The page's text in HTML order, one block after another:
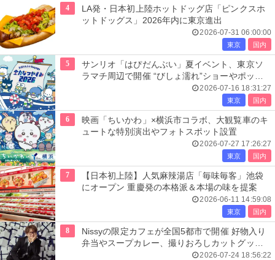
4
LA発・日本初上陸ホットドッグ店「ピンクスホ
ットドッグス」2026年内に東京進出
2026-07-31 06:00:00
東京 国内
5
サンリオ「はぴだんぶい」夏イベント、東京ソ
ラマチ周辺で開催 “びしょ濡れ”ショーやポップ
2026-07-16 18:31:27
東京 国内
6
映画「ちいかわ」×横浜市コラボ、大観覧車のキ
ュートな特別演出やフォトスポット設置
2026-07-27 17:26:27
東京 国内
7
【日本初上陸】人気麻辣湯店「毎味毎客」池袋
にオープン 重慶発の本格派＆本場の味を提案
2026-06-11 14:59:08
東京 国内
8
Nissyの限定カフェが全国5都市で開催 好物入り
弁当やスープカレー、撮りおろしカットグッズ
2026-07-24 18:56:22